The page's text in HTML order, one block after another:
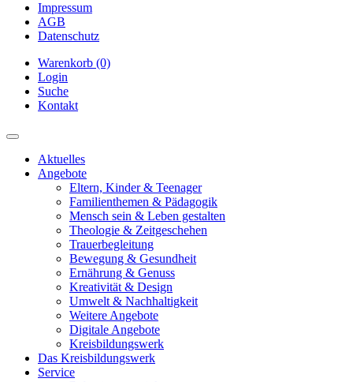
Impressum
AGB
Datenschutz
Warenkorb (0)
Login
Suche
Kontakt
Aktuelles
Angebote
Eltern, Kinder & Teenager
Familienthemen & Pädagogik
Mensch sein & Leben gestalten
Theologie & Zeitgeschehen
Trauerbegleitung
Bewegung & Gesundheit
Ernährung & Genuss
Kreativität & Design
Umwelt & Nachhaltigkeit
Weitere Angebote
Digitale Angebote
Kreisbildungswerk
Das Kreisbildungswerk
Service